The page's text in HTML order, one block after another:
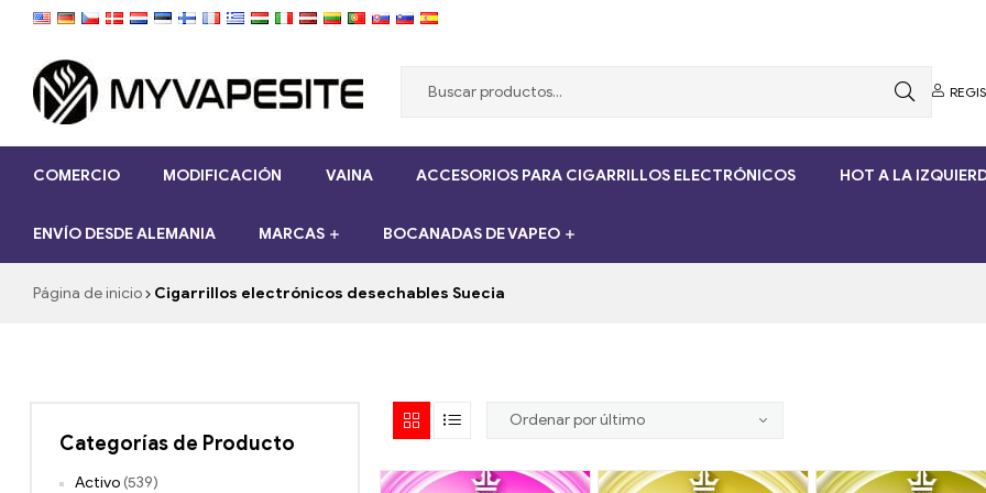
Myvapesite.de
electrónicos
baratos
en
COMERCIO MODIFICACIÓN VAINA ACCESORIOS PARA CIGARRILLOS ELECTRÓNICOS HOT A LA
ENVÍO DESDE ALEMANIA MARCAS BOCANADAS DE VAPEO
Página de inicio Cigarrillos electrónicos desechables Suecia
Categorías de Producto
Activo (539)